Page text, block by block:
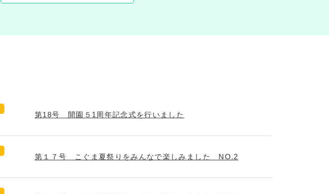
第18号 開園５1周年記念式を行いました
第１７号 こぐま夏祭りをみんなで楽しみました NO.2